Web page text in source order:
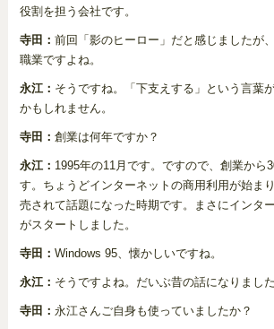
役割を担う会社です。
寺田： 前回「影のヒーロー」だと感じましたが
職業ですよね。
永江： そうですね。「下支えする」という言葉
かもしれません。
寺田： 創業は何年ですか？
永江： 1995年の11月です。ですので、創業から
す。ちょうどインターネットの商用利用が始ま
売されて話題になった時期です。まさにインタ
がスタートしました。
寺田： Windows 95、懐かしいですね。
永江： そうですよね。だいぶ昔の話になりました
寺田： 永江さんご自身も使っていましたか？